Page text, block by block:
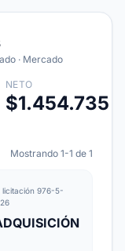
· Mercado
NETO
$1.454.735
Mostrando 1-1 de 1
976-5-